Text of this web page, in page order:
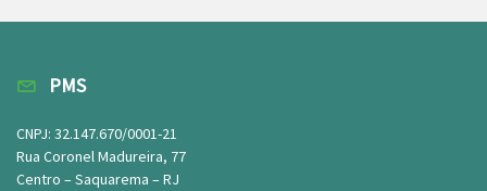
PMS
CNPJ: 32.147.670/0001-21
Rua Coronel Madureira, 77
Centro – Saquarema – RJ